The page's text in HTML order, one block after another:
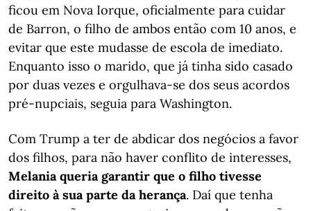
ficou em Nova Iorque, oficialmente para cuidar
de Barron, o filho de ambos então com 10 anos, e
evitar que este mudasse de escola de imediato.
Enquanto isso o marido, que já tinha sido casado
por duas vezes e orgulhava-se dos seus acordos
pré-nupciais, seguia para Washington.
Com Trump a ter de abdicar dos negócios a favor
dos filhos, para não haver conflito de interesses,
Melania queria garantir que o filho tivesse
direito à sua parte da herança. Daí que tenha